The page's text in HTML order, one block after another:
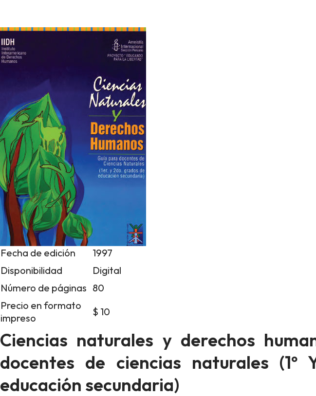
Fecha de edición
1997
Disponibilidad
Digital
Número de páginas 80
Precio en formato
impreso
$ 10
Ciencias naturales y derechos
docentes de ciencias naturales (1º
educación secundaria)